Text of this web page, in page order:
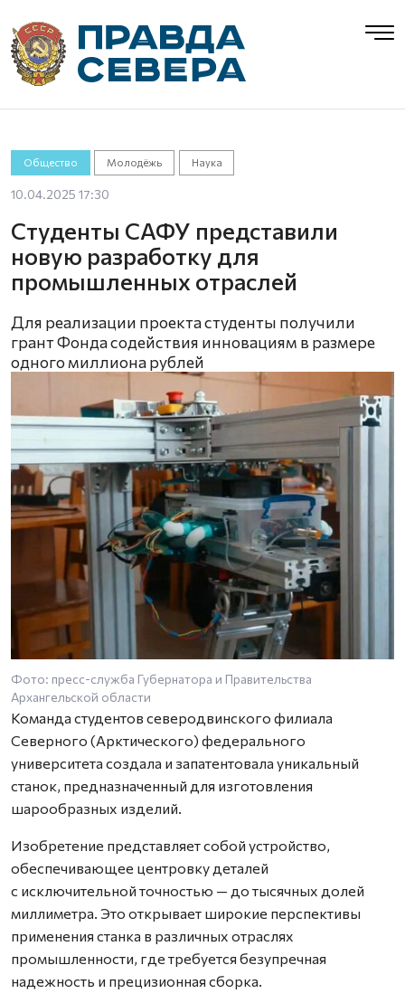
Общество Молодёжь Наука
10.04.2025 17:30
Студенты САФУ представили
новую разработку для
промышленных отраслей
Для реализации проекта студенты получили
грант Фонда содействия инновациям в размере
одного миллиона рублей
Фото: пресс-служба Губернатора и Правительства
Архангельской области
Команда студентов северодвинского филиала
Северного (Арктического) федерального
университета создала и запатентовала уникальный
станок, предназначенный для изготовления
шарообразных изделий.
Изобретение представляет собой устройство,
обеспечивающее центровку деталей
с исключительной точностью — до тысячных долей
миллиметра. Это открывает широкие перспективы
применения станка в различных отраслях
промышленности, где требуется безупречная
надежность и прецизионная сборка.